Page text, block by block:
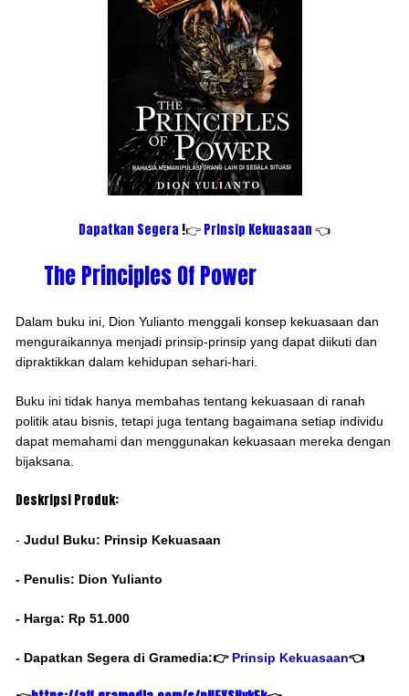
Dapatkan Segera !👉Prinsip Kekuasaan👈
The Principles Of Power
Dalam buku ini, Dion Yulianto menggali konsep kekuasaan dan
menguraikannya menjadi prinsip-prinsip yang dapat diikuti dan
dipraktikkan dalam kehidupan sehari-hari.
Buku ini tidak hanya membahas tentang kekuasaan di ranah
politik atau bisnis, tetapi juga tentang bagaimana setiap individu
dapat memahami dan menggunakan kekuasaan mereka dengan
bijaksana.
Deskripsi Produk:
- Judul Buku: Prinsip Kekuasaan
- Penulis: Dion Yulianto
- Harga: Rp 51.000
- Dapatkan Segera di Gramedia:👉 Prinsip Kekuasaan👈